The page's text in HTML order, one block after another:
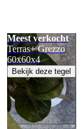
Meest verkocht
Terras+ Grezzo
60x60x4
Bekijk deze tegel